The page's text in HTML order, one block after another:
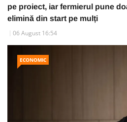
pe proiect, iar fermierul pune
elimină din start pe mulți
06 August 16:54
ECONOMIC